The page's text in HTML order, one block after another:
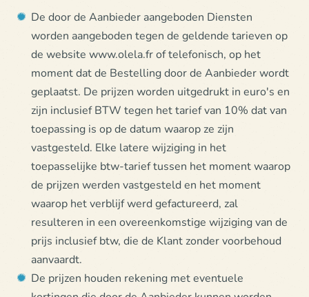
De door de Aanbieder aangeboden Diensten
worden aangeboden tegen de geldende tarieven op
de website www.olela.fr of telefonisch, op het
moment dat de Bestelling door de Aanbieder wordt
geplaatst. De prijzen worden uitgedrukt in euro's en
zijn inclusief BTW tegen het tarief van 10% dat van
toepassing is op de datum waarop ze zijn
vastgesteld. Elke latere wijziging in het
toepasselijke btw-tarief tussen het moment waarop
de prijzen werden vastgesteld en het moment
waarop het verblijf werd gefactureerd, zal
resulteren in een overeenkomstige wijziging van de
prijs inclusief btw, die de Klant zonder voorbehoud
aanvaardt.
De prijzen houden rekening met eventuele